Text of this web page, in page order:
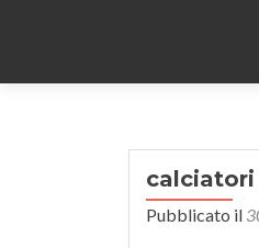
Pubblicato il